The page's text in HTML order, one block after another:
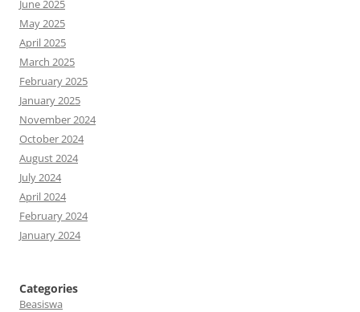
June 2025
May 2025
April 2025
March 2025
February 2025
January 2025
November 2024
October 2024
August 2024
July 2024
April 2024
February 2024
January 2024
Categories
Beasiswa